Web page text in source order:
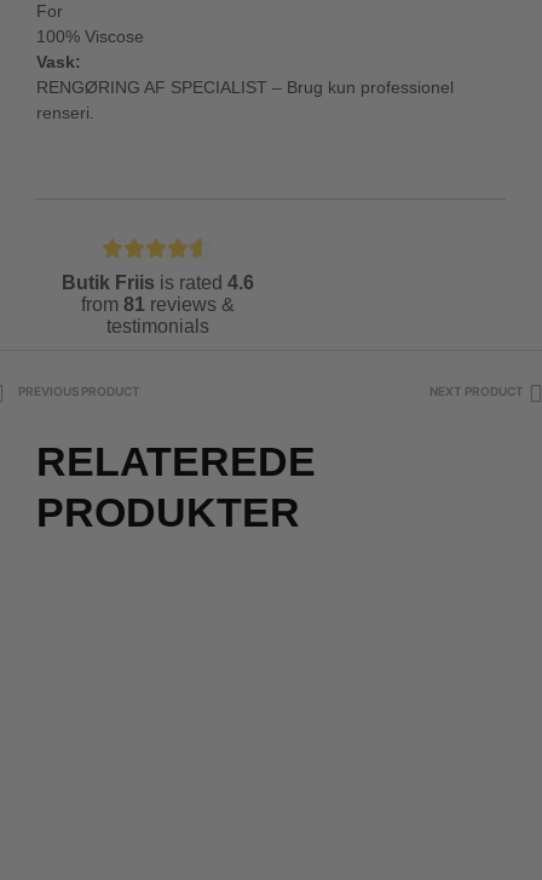
For
100% Viscose
Vask:
RENGØRING AF SPECIALIST – Brug kun professionel
renseri.
Butik Friis is rated 4.6
from 81 reviews &
testimonials
PREVIOUS PRODUCT NEXT PRODUCT
RELATEREDE
PRODUKTER